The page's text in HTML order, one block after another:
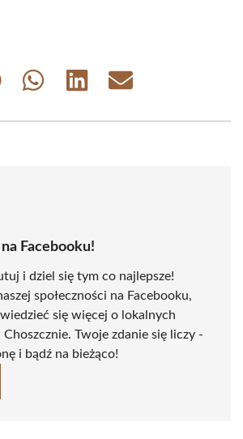
Share
Share
Share
na Facebooku!
i dziel się tym co najlepsze!
społeczności na Facebooku,
się więcej o lokalnych
Twoje zdanie się liczy -
i bądź na bieżąco!